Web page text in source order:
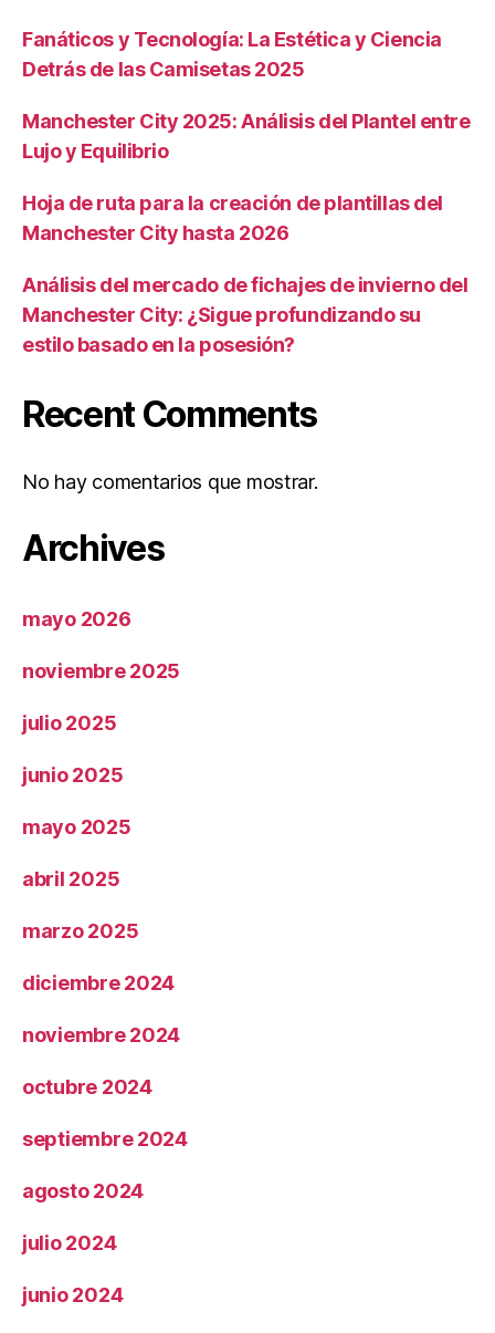
Fanáticos y Tecnología: La Estética y Ciencia
Detrás de las Camisetas 2025
Manchester City 2025: Análisis del Plantel entre
Lujo y Equilibrio
Hoja de ruta para la creación de plantillas del
Manchester City hasta 2026
Análisis del mercado de fichajes de invierno del
Manchester City: ¿Sigue profundizando su
estilo basado en la posesión?
Recent Comments
No hay comentarios que mostrar.
Archives
mayo 2026
noviembre 2025
julio 2025
junio 2025
mayo 2025
abril 2025
marzo 2025
diciembre 2024
noviembre 2024
octubre 2024
septiembre 2024
agosto 2024
julio 2024
junio 2024